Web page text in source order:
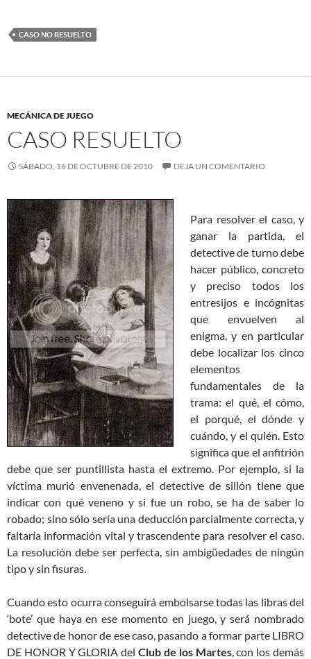
CASO NO RESUELTO
MECÁNICA DE JUEGO
CASO RESUELTO
SÁBADO, 16 DE OCTUBRE DE 2010 DEJA UN COMENTARIO
Para resolver el caso, y
ganar la partida, el
detective de turno debe
hacer público, concreto
y preciso todos los
entresijos e incógnitas
que envuelven al
enigma, y en particular
debe localizar los cinco
elementos
fundamentales de la
trama: el qué, el cómo,
el porqué, el dónde y
cuándo, y el quién. Esto
significa que el anfitrión
debe que ser puntillista hasta el extremo. Por ejemplo, si la
víctima murió envenenada, el detective de sillón tiene que
indicar con qué veneno y si fue un robo, se ha de saber lo
robado; sino sólo sería una deducción parcialmente correcta, y
faltaría información vital y trascendente para resolver el caso.
La resolución debe ser perfecta, sin ambigüedades de ningún
tipo y sin fisuras.
Cuando esto ocurra conseguirá embolsarse todas las libras del
‘bote’ que haya en ese momento en juego, y será nombrado
detective de honor de ese caso, pasando a formar parte LIBRO
DE HONOR Y GLORIA delClub de los Martes, con los demás